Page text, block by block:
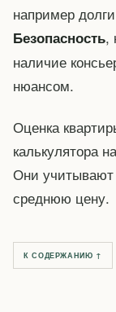
например
Безопасность,
наличие
нюансом.
Оценка
калькулятора
Они учитывают
среднюю цену.
К СОДЕРЖАНИЮ ↑